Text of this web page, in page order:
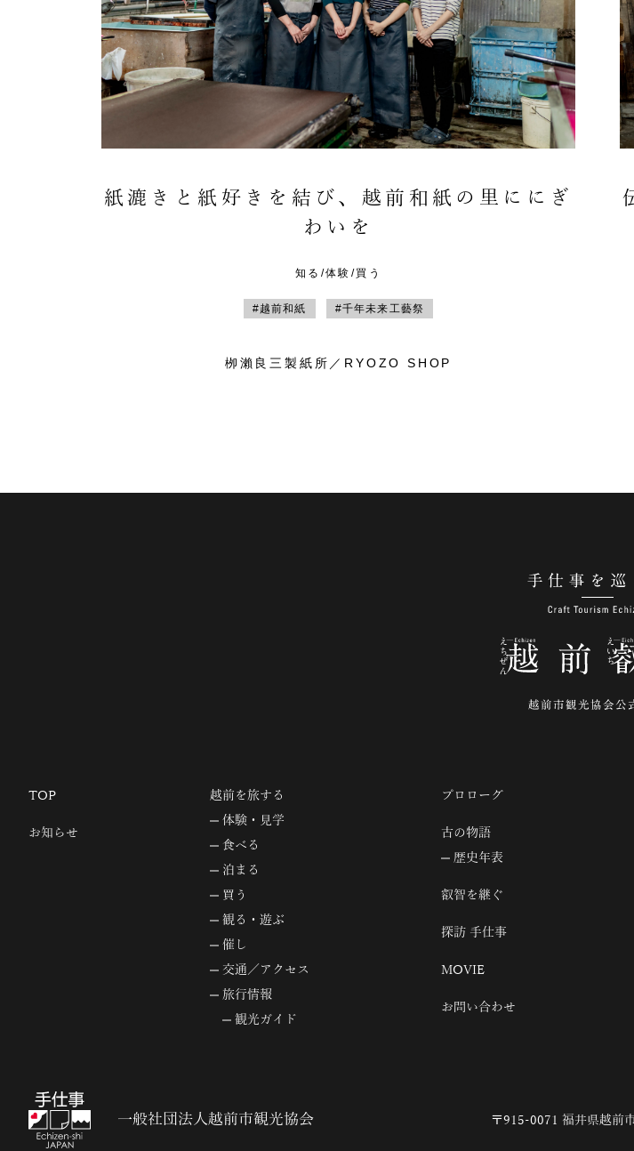
紙漉きと紙好きを結び、越前和紙の里ににぎ
わいを
知る/体験/買う
#越前和紙 #千年未来工藝祭
栁瀨良三製紙所／RYOZO SHOP
TOP
お知らせ
越前を旅する
体験・見学
食べる
泊まる
買う
観る・遊ぶ
催し
交通／アクセス
旅行情報
観光ガイド
プロローグ
古の物語
歴史年表
叡智を継ぐ
探訪 手仕事
MOVIE
お問い合わせ
一般社団法人越前市観光協会 〒915-0071 福井県越前